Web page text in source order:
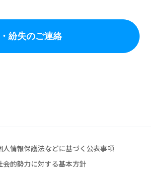
紛失のご連絡
人情報保護法などに基づく公表事項
会的勢力に対する基本方針